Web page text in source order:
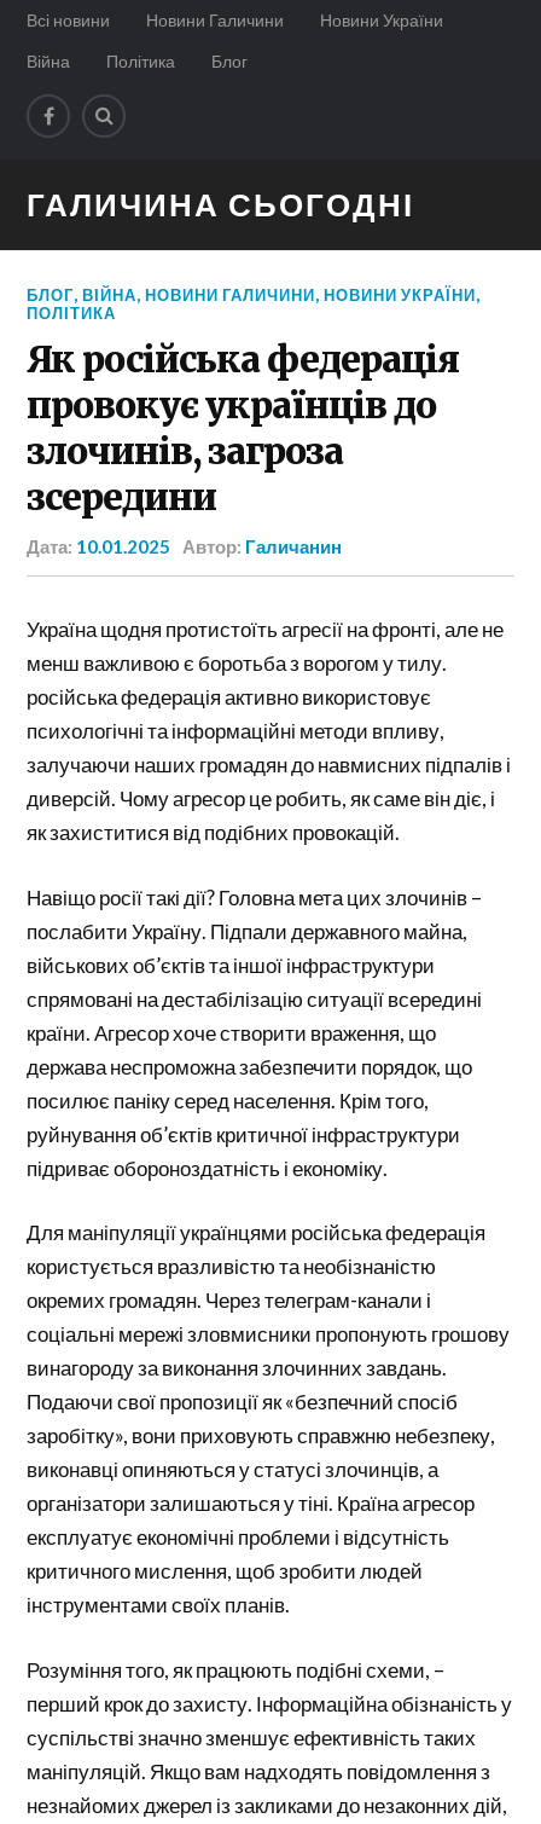
Всі новини Новини Галичини
Новини України
Війна
Політика Блог
ГАЛИЧИНА СЬОГОДНІ
БЛОГ,ВІЙНА,НОВИНИ ГАЛИЧИНИ,НОВИНИ УКРАЇНИ,
ПОЛІТИКА
Як російська федерація
провокує українців до
злочинів, загроза
зсередини
Дата: 10.01.2025 Автор: Галичанин
Україна щодня протистоїть агресії на фронті, але не
менш важливою є боротьба з ворогом у тилу.
російська федерація активно використовує
психологічні та інформаційні методи впливу,
залучаючи наших громадян до навмисних підпалів і
диверсій. Чому агресор це робить, як саме він діє, і
як захиститися від подібних провокацій.
Навіщо росії такі дії? Головна мета цих злочинів –
послабити Україну. Підпали державного майна,
військових об’єктів та іншої інфраструктури
спрямовані на дестабілізацію ситуації всередині
країни. Агресор хоче створити враження, що
держава неспроможна забезпечити порядок, що
посилює паніку серед населення. Крім того,
руйнування об’єктів критичної інфраструктури
підриває обороноздатність і економіку.
Для маніпуляції українцями російська федерація
користується вразливістю та необізнаністю
окремих громадян. Через телеграм-канали і
соціальні мережі зловмисники пропонують грошову
винагороду за виконання злочинних завдань.
Подаючи свої пропозиції як «безпечний спосіб
заробітку», вони приховують справжню небезпеку,
виконавці опиняються у статусі злочинців, а
організатори залишаються у тіні. Країна агресор
експлуатує економічні проблеми і відсутність
критичного мислення, щоб зробити людей
інструментами своїх планів.
Розуміння того, як працюють подібні схеми, –
перший крок до захисту. Інформаційна обізнаність у
суспільстві значно зменшує ефективність таких
маніпуляцій. Якщо вам надходять повідомлення з
незнайомих джерел із закликами до незаконних дій,